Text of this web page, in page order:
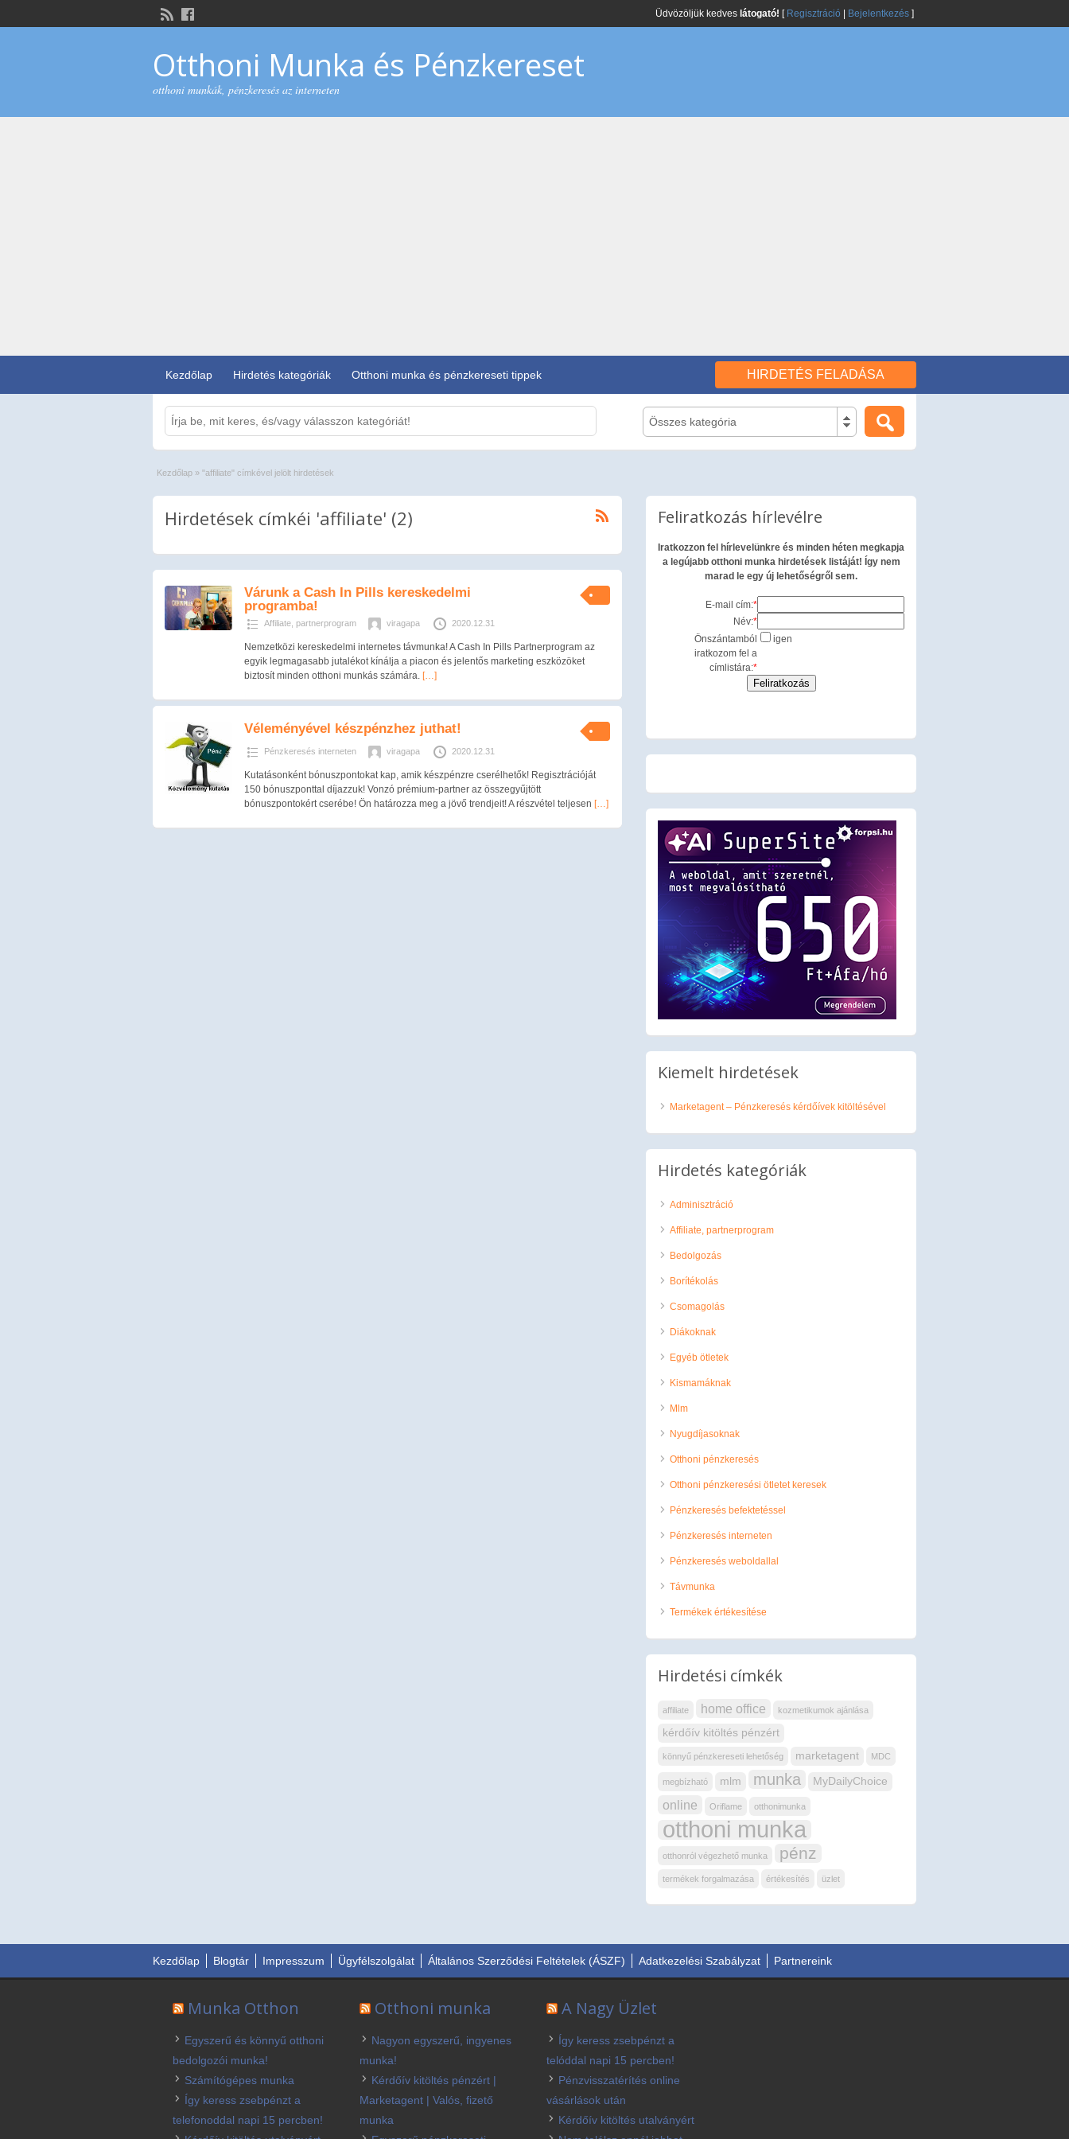
Üdvözöljük kedves látogató! [ Regisztráció Bejelentkezés ]
Otthoni Munka és Pénzkereset
otthoni munkák, pénzkeresés az interneten
Kezdőlap Hirdetés kategóriák Otthoni munka és pénzkereseti tippek HIRDETÉS FELADÁSA
Összes kategória
Kezdőlap » "affiliate" címkével jelölt hirdetések
Hirdetések címkéi 'affiliate' (2)
Várunk a Cash In Pills kereskedelmi
programba!
Affiliate, partnerprogram viragapa 2020.12.31
Nemzetközi kereskedelmi internetes távmunka! A Cash In Pills Partnerprogram az
egyik legmagasabb jutalékot kínálja a piacon és jelentős marketing eszközöket
biztosít minden otthoni munkás számára. […]
Véleményével készpénzhez juthat!
Pénzkeresés interneten viragapa 2020.12.31
Kutatásonként bónuszpontokat kap, amik készpénzre cserélhetők! Regisztrációját
150 bónuszponttal díjazzuk! Vonzó prémium-partner az összegyűjtött
bónuszpontokért cserébe! Ön határozza meg a jövő trendjeit! A részvétel teljesen […]
Feliratkozás hírlevélre
Iratkozzon fel hírlevelünkre és minden héten megkapja
a legújabb otthoni munka hirdetések listáját! Így nem
marad le egy új lehetőségről sem.
E-mail cím:*
Név:*
Önszántamból
iratkozom fel a
címlistára:*
igen
Kiemelt hirdetések
Marketagent – Pénzkeresés kérdőívek kitöltésével
Hirdetés kategóriák
Adminisztráció
Affiliate, partnerprogram
Bedolgozás
Borítékolás
Csomagolás
Diákoknak
Egyéb ötletek
Kismamáknak
Mlm
Nyugdíjasoknak
Otthoni pénzkeresés
Otthoni pénzkeresési ötletet keresek
Pénzkeresés befektetéssel
Pénzkeresés interneten
Pénzkeresés weboldallal
Távmunka
Termékek értékesítése
Hirdetési címkék
affiliate home office kozmetikumok ajánlása
kérdőív kitöltés pénzért
könnyű pénzkereseti lehetőség marketagent MDC
megbízható mlm munka MyDailyChoice
online Oriflame otthonimunka
otthoni munka
otthonról végezhető munka pénz
termékek forgalmazása értékesítés üzlet
Kezdőlap Blogtár Impresszum Ügyfélszolgálat Általános Szerződési Feltételek (ÁSZF) Adatkezelési Szabályzat Partnereink
Munka Otthon
Egyszerű és könnyű otthoni
bedolgozói munka!
Számítógépes munka
Így keress zsebpénzt a
telefonoddal napi 15 percben!
Otthoni munka
Nagyon egyszerű, ingyenes
munka!
Kérdőív kitöltés pénzért |
Marketagent | Valós, fizető
munka
A Nagy Üzlet
Így keress zsebpénzt a
telóddal napi 15 percben!
Pénzvisszatérítés online
vásárlások után
Kérdőív kitöltés utalványért